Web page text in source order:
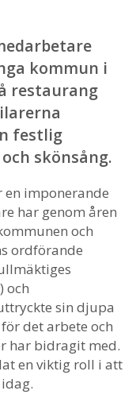
kommun i
restaurang
festlig
skönsång.
imponerande
har genom åren
och
ordförande
och
sin djupa
det arbete och
har bidragit med.
en viktig roll i att